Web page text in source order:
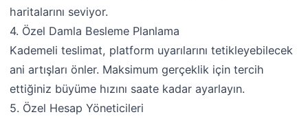
haritalarını seviyor.
4. Özel Damla Besleme Planlama
Kademeli teslimat, platform uyarılarını tetikleyebilecek
ani artışları önler. Maksimum gerçeklik için tercih
ettiğiniz büyüme hızını saate kadar ayarlayın.
5. Özel Hesap Yöneticileri